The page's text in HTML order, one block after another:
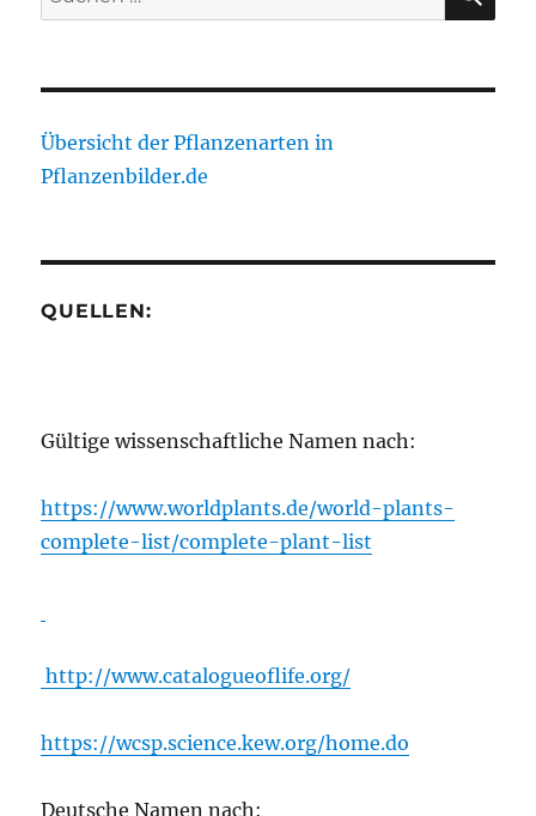
nach:
Übersicht der Pflanzenarten in
Pflanzenbilder.de
QUELLEN:
Gültige wissenschaftliche Namen nach:
https://www.worldplants.de/world-plants-
complete-list/complete-plant-list
http://www.catalogueoflife.org/
https://wcsp.science.kew.org/home.do
Deutsche Namen nach: